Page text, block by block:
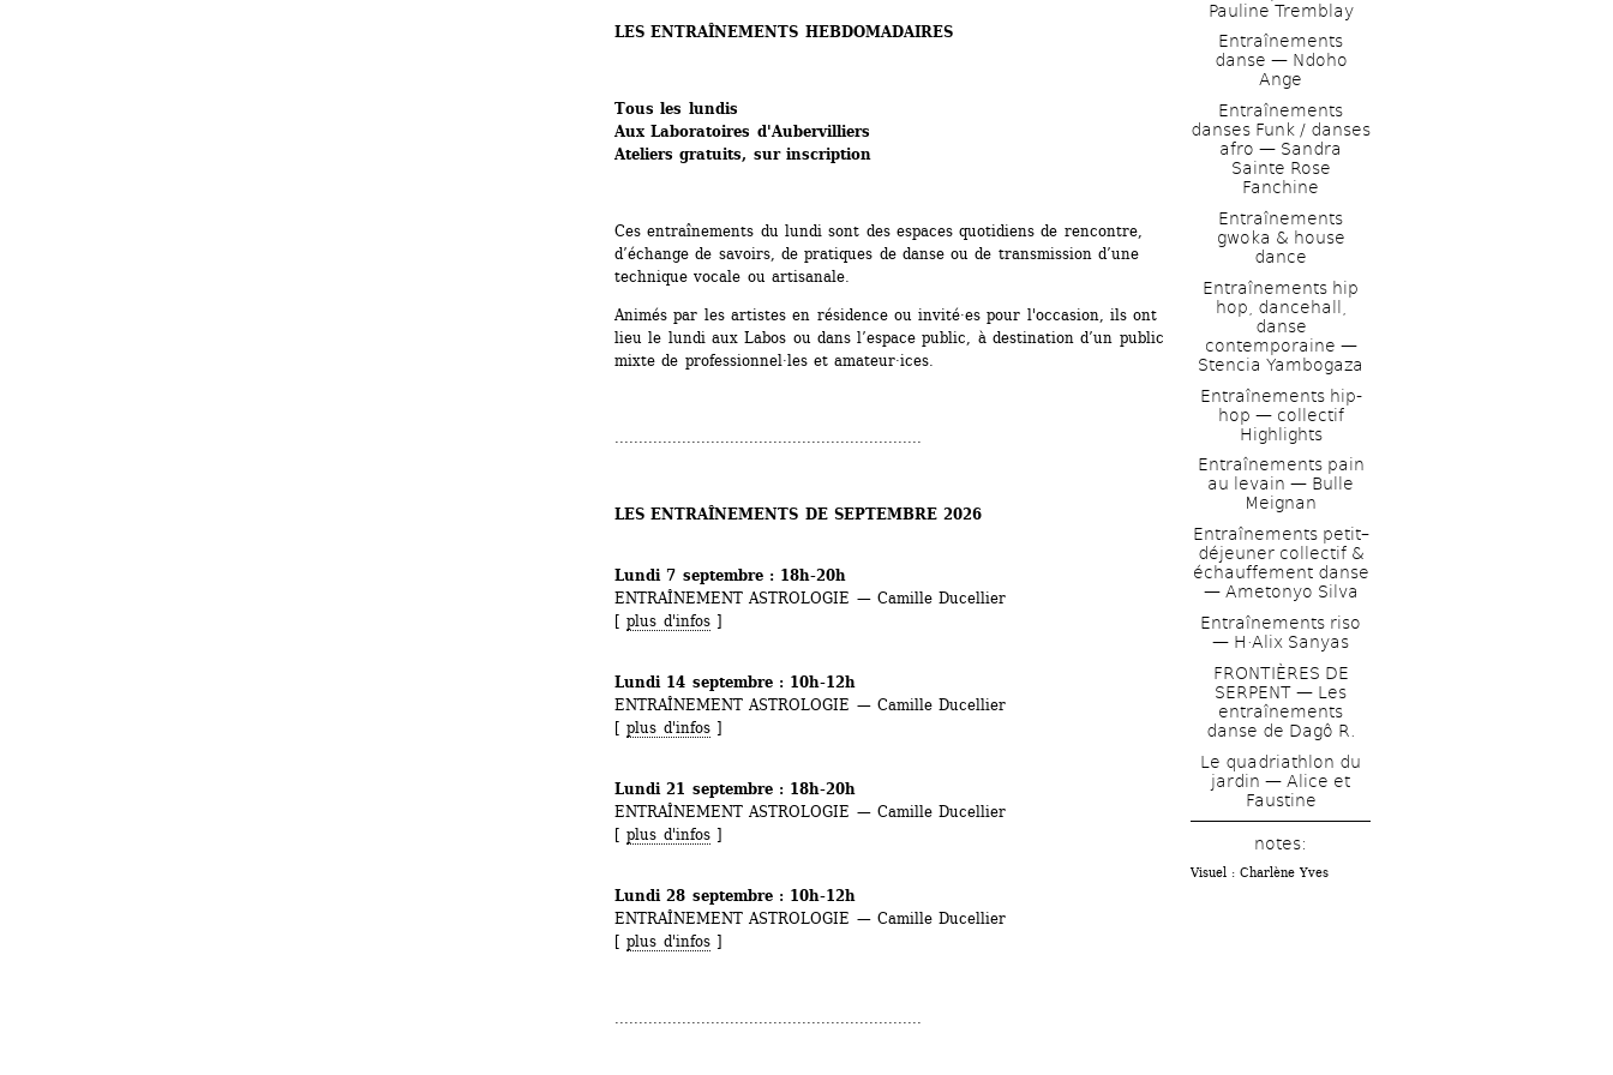
LES ENTRAÎNEMENTS HEBDOMADAIRES
Tous les lundis
Aux Laboratoires d'Aubervilliers
Ateliers gratuits, sur inscription
Ces entraînements du lundi sont des espaces quotidiens de rencontre, ​
d’échange de savoirs, de pratiques de danse ou de transmission d’une
technique vocale ou artisanale.
Animés par les artistes en résidence ou invité·es pour l'occasion, ils ont
lieu le lundi aux Labos ou dans l’espace public, à destination d’un public
mixte de professionnel·les et amateur·ices.
................................................................
LES ENTRAÎNEMENTS DE SEPTEMBRE 2026
Lundi 7 septembre : 18h-20h
ENTRAÎNEMENT ASTROLOGIE — Camille Ducellier
[ plus d'infos]
Lundi 14 septembre : 10h-12h
ENTRAÎNEMENT ASTROLOGIE — Camille Ducellier
[ plus d'infos]
Lundi 21 septembre : 18h-20h
ENTRAÎNEMENT ASTROLOGIE — Camille Ducellier
[ plus d'infos]
Lundi 28 septembre : 10h-12h
ENTRAÎNEMENT ASTROLOGIE — Camille Ducellier
[ plus d'infos]
................................................................
Pauline Tremblay
Entraînements
danse — Ndoho
Ange
Entraînements
danses Funk / danses
afro — Sandra
Sainte Rose
Fanchine
Entraînements
gwoka & house
dance
Entraînements hip
hop, dancehall,
danse
contemporaine —
Stencia Yambogaza
Entraînements hip-
hop — collectif
Highlights
Entraînements pain
au levain — Bulle
Meignan
Entraînements petit–
déjeuner collectif &
échauffement danse
— Ametonyo Silva
Entraînements riso
— H·Alix Sanyas
FRONTIÈRES DE
SERPENT — Les
entraînements
danse de Dagô R.
Le quadriathlon du
jardin — Alice et
Faustine
notes:
Visuel : Charlène Yves